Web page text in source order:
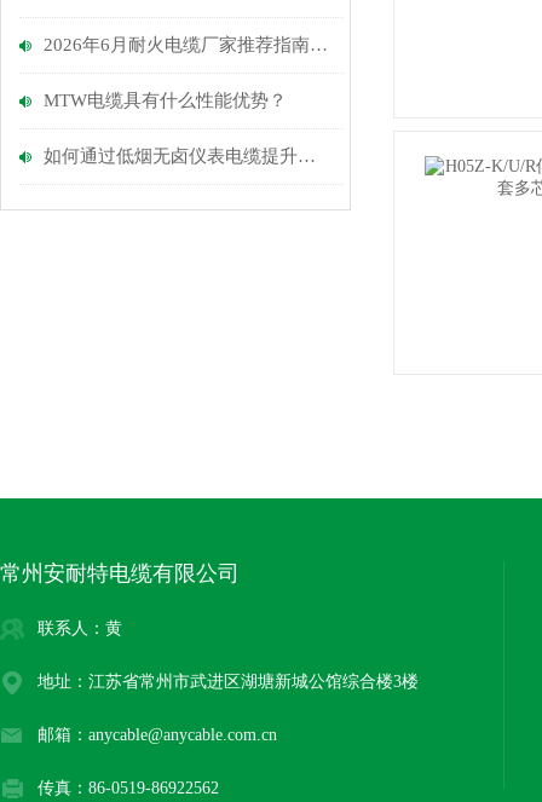
2026年6月耐火电缆厂家推荐指南：建筑上耐火电缆，IEC电力电缆，低烟无卤电缆公司优选！
MTW电缆具有什么性能优势？
如何通过低烟无卤仪表电缆提升建筑物的防火性能？
常州安耐特电缆有限公司
联系人：黄
地址：江苏省常州市武进区湖塘新城公馆综合楼3楼
邮箱：anycable@anycable.com.cn
传真：86-0519-86922562